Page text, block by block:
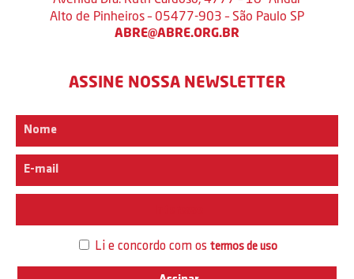
Alto de Pinheiros – 05477-903 – São Paulo SP
ABRE@ABRE.ORG.BR
ASSINE NOSSA NEWSLETTER
Li e concordo com os termos de uso